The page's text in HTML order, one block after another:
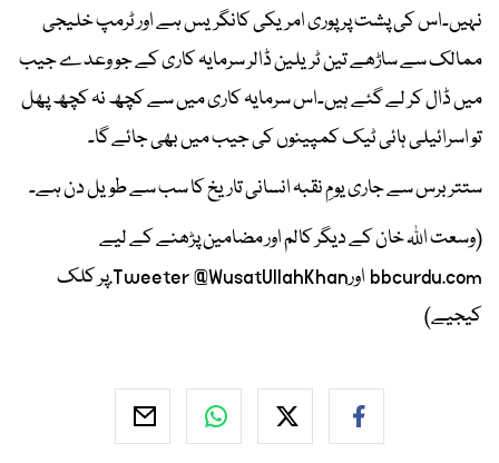
نہیں۔اس کی پشت پر پوری امریکی کانگریس ہے اور ٹرمپ خلیجی
ممالک سے ساڑھے تین ٹریلین ڈالر سرمایہ کاری کے جو وعدے جیب
میں ڈال کر لے گئے ہیں۔اس سرمایہ کاری میں سے کچھ نہ کچھ پھل
تو اسرائیلی ہائی ٹیک کمپینوں کی جیب میں بھی جائے گا۔
ستتر برس سے جاری یومِ نقبہ انسانی تاریخ کا سب سے طویل دن ہے۔
(وسعت اللہ خان کے دیگر کالم اور مضامین پڑھنے کے لیے
bbcurdu.com اورTweeter @WusatUllahKhan.پر کلک
کیجیے)